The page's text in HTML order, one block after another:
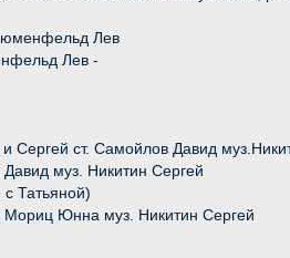
Лев
Лев -
Сергей ст. Самойлов Давид
муз. Никитин Сергей
Татьяной)
Юнна муз. Никитин Сергей